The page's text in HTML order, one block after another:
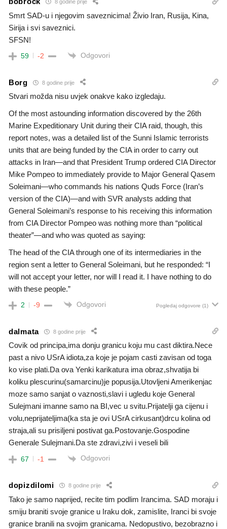
8 godine prije
Smrt SAD-u i njegovim saveznicima! Živio Iran, Rusija, Kina,
Sirija i svi saveznici.
SFSN!
59 -2 Odgovori
Borg 8 godine prije
Stvari možda nisu uvjek onakve kako izgledaju.
Of the most astounding information discovered by the 26th
Marine Expeditionary Unit during their CIA raid, though, this
report notes, was a detailed list of the Sunni Islamic terrorists
units that are being funded by the CIA in order to carry out
attacks in Iran—and that President Trump ordered CIA Director
Mike Pompeo to immediately provide to Major General Qasem
Soleimani—who commands his nations Quds Force (Iran’s
version of the CIA)—and with SVR analysts adding that
General Soleimani’s response to his receiving this information
from CIA Director Pompeo was nothing more than “political
theater”—and who was quoted as saying:
The head of the CIA through one of its intermediaries in the
region sent a letter to General Soleimani, but he responded: “I
will not accept your letter, nor will I read it. I have nothing to do
with these people.”
2 -9 Odgovori Pogledaj odgovore (1)
dalmata 8 godine prije
Covik od principa,ima donju granicu koju mu cast diktira.Nece
past a nivo USrA idiota,za koje je pojam casti zavisan od toga
ko vise plati.Da ova Yenki karikatura ima obraz,shvatija bi
koliku plescurinu(samarcinu)je popusija.Utovljeni Amerikenjac
moze samo sanjat o vaznosti,slavi i ugledu koje General
Sulejmani imanne samo na BI,vec u svitu.Prijatelji ga cijenu i
volu,neprijateljima(ka sta je ovi USrA cirkusant)drcu kolina od
straja,ali su prisiljeni postivat ga.Postovanje.Gospodine
Generale Sulejmani.Da ste zdravi,zivi i veseli bili
67 -1 Odgovori
dopizdilomi 8 godine prije
Tako je samo naprijed, recite tim podlim Irancima. SAD moraju i
smiju braniti svoje granice u Iraku dok, zamislite, Iranci bi svoje
granice branili na svojim granicama. Nedopustivo, bezobrazno i